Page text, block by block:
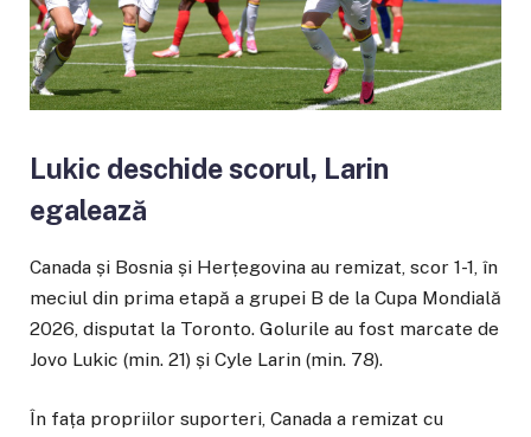
Lukic deschide scorul, Larin
egalează
Canada și Bosnia și Herțegovina au remizat, scor 1-1, în
meciul din prima etapă a grupei B de la Cupa Mondială
2026, disputat la Toronto. Golurile au fost marcate de
Jovo Lukic (min. 21) și Cyle Larin (min. 78).
În fața propriilor suporteri, Canada a remizat cu